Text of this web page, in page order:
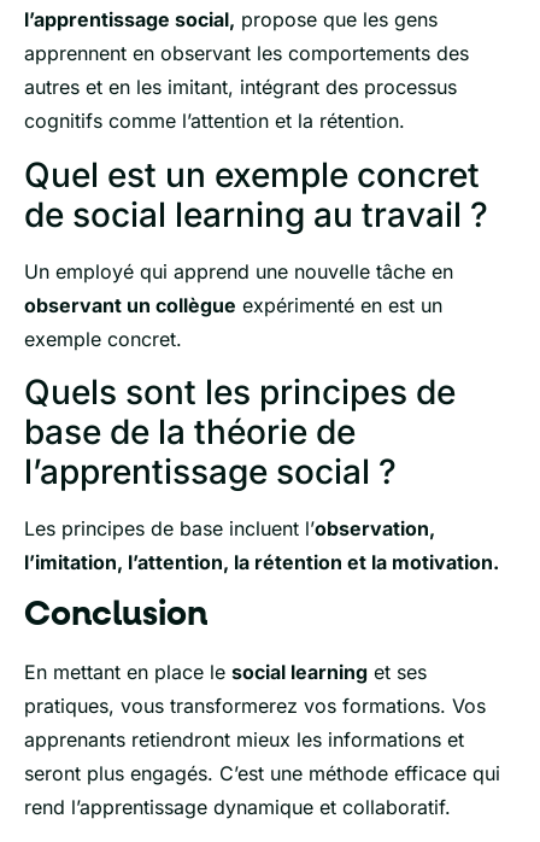
l’apprentissage social, propose que les gens
apprennent en observant les comportements des
autres et en les imitant, intégrant des processus
cognitifs comme l’attention et la rétention.
Quel est un exemple concret
de social learning au travail ?
Un employé qui apprend une nouvelle tâche en
observant un collègue expérimenté en est un
exemple concret.
Quels sont les principes de
base de la théorie de
l’apprentissage social ?
Les principes de base incluent l’observation,
l’imitation, l’attention, la rétention et la motivation.
Conclusion
En mettant en place le social learning et ses
pratiques, vous transformerez vos formations. Vos
apprenants retiendront mieux les informations et
seront plus engagés. C’est une méthode efficace qui
rend l’apprentissage dynamique et collaboratif.